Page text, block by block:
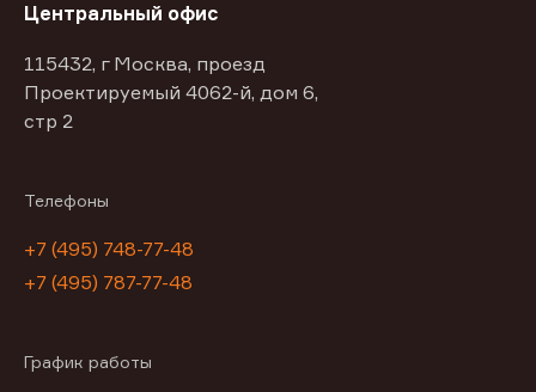
Центральный офис
115432, г Москва, проезд
Проектируемый 4062-й, дом 6,
стр 2
Телефоны
+7 (495) 748-77-48
+7 (495) 787-77-48
График работы